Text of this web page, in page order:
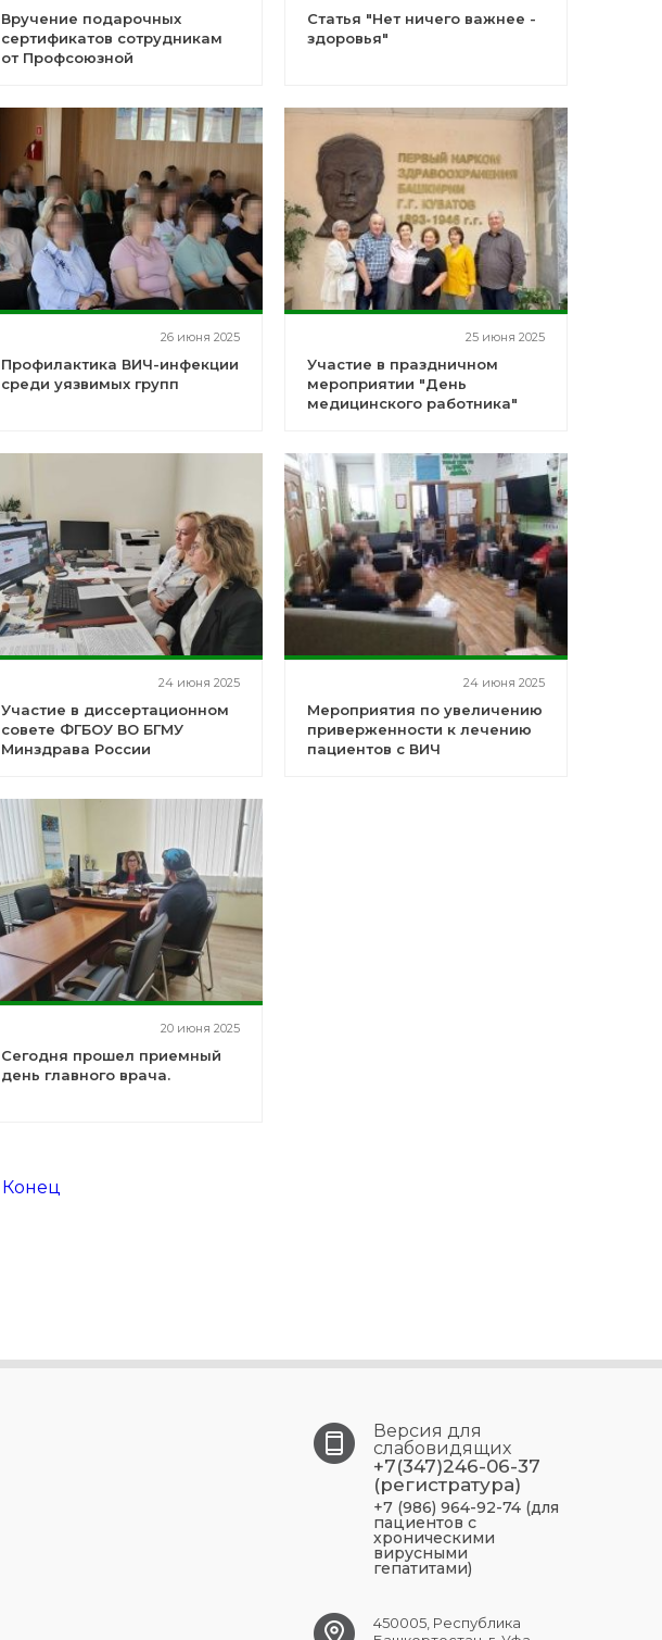
Вручение подарочных
сертификатов сотрудникам
от Профсоюзной
Статья "Нет ничего важнее -
здоровья"
26 июня 2025
Профилактика ВИЧ-инфекции
среди уязвимых групп
25 июня 2025
Участие в праздничном
мероприятии "День
медицинского работника"
24 июня 2025
Участие в диссертационном
совете ФГБОУ ВО БГМУ
Минздрава России
24 июня 2025
Мероприятия по увеличению
приверженности к лечению
пациентов с ВИЧ
20 июня 2025
Сегодня прошел приемный
день главного врача.
Конец
Версия для
слабовидящих
+7(347)246-06-37
(регистратура)
+7 (986) 964-92-74 (для
пациентов с
хроническими
вирусными
гепатитами)
450005, Республика